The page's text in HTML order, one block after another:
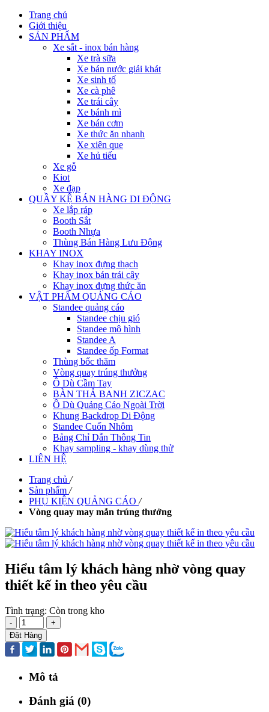
Trang chủ
Giới thiệu
SẢN PHẨM
Xe sắt - inox bán hàng
Xe trà sữa
Xe bán nước giải khát
Xe sinh tố
Xe cà phê
Xe trái cây
Xe bánh mì
Xe bán cơm
Xe thức ăn nhanh
Xe xiên que
Xe hủ tiếu
Xe gỗ
Kiot
Xe đạp
QUẦY KỆ BÁN HÀNG DI ĐỘNG
Xe lắp ráp
Booth Sắt
Booth Nhựa
Thùng Bán Hàng Lưu Động
KHAY INOX
Khay inox đựng thạch
Khay inox bán trái cây
Khay inox đựng thức ăn
VẬT PHẨM QUẢNG CÁO
Standee quảng cáo
Standee chịu gió
Standee mô hình
Standee A
Standee ốp Format
Thùng bốc thăm
Vòng quay trúng thưởng
Ô Dù Cầm Tay
BÀN THẢ BANH ZICZAC
Ô Dù Quảng Cáo Ngoài Trời
Khung Backdrop Di Động
Standee Cuốn Nhôm
Bảng Chỉ Dẫn Thông Tin
Khay sampling - khay dùng thử
LIÊN HỆ
Trang chủ /
Sản phẩm /
PHỤ KIỆN QUẢNG CÁO /
Vòng quay may mắn trúng thưởng
Hiểu tâm lý khách hàng nhờ vòng quay
thiết kế in theo yêu cầu
Tình trạng: Còn trong kho
-
+
Đặt Hàng
Mô tả
Đánh giá (0)